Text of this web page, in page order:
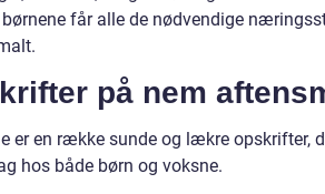
børnene får alle de nødvendige
på nem
er en række sunde og lækre opskrifter,
hos både børn og voksne.